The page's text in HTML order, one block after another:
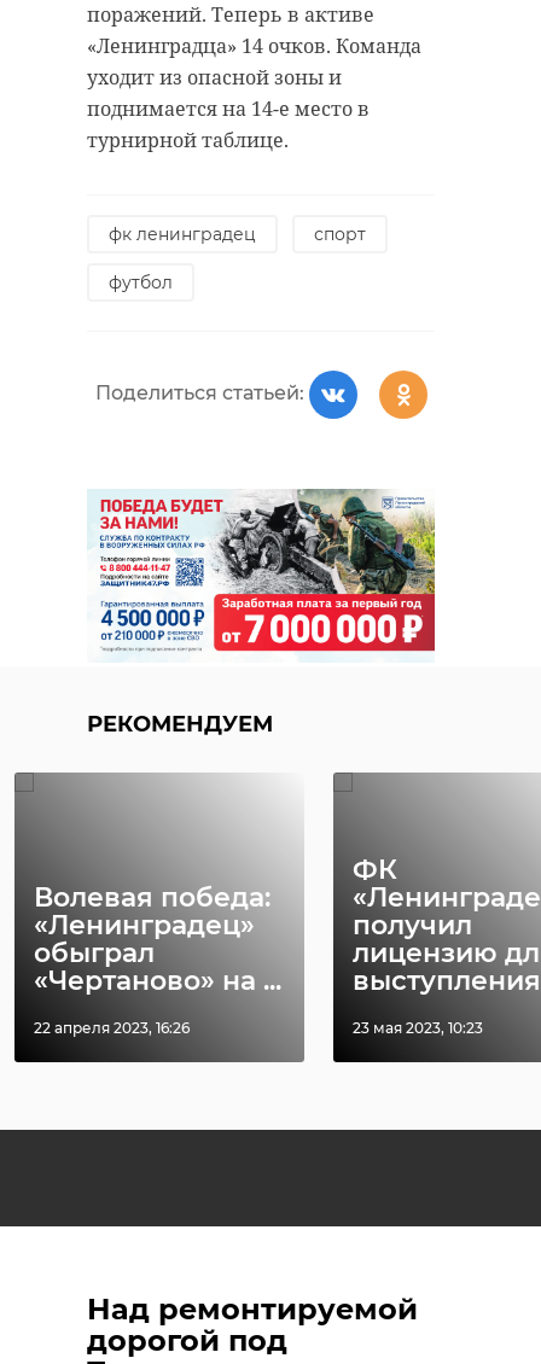
поражений. Теперь в активе
«Ленинградца» 14 очков. Команда
уходит из опасной зоны и
поднимается на 14-е место в
турнирной таблице.
фк ленинградец спорт
футбол
Поделиться статьей:
РЕКОМЕНДУЕМ
Волевая победа:
«Ленинградец»
обыграл
«Чертаново» на ...
22 апреля 2023, 16:26
ФК
получил
лицензию
выступления
23 мая 2023, 10:23
Над ремонтируемой
дорогой под